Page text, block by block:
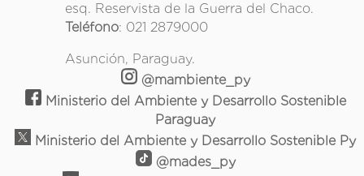
esq. Reservista de la Guerra del Chaco.
Teléfono: 021 2879000
Asunción, Paraguay.
@mambiente_py
Ministerio del Ambiente y Desarrollo Sostenible
Paraguay
Ministerio del Ambiente y Desarrollo Sostenible Py
@mades_py